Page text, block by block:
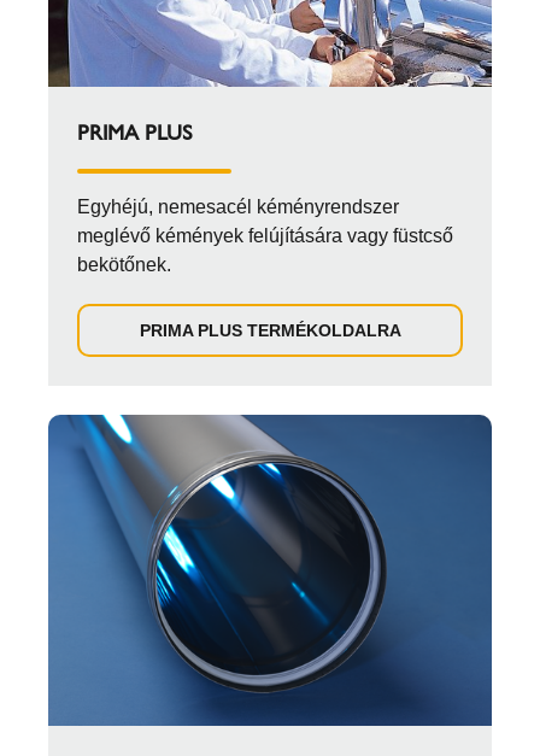
PRIMA PLUS
Egyhéjú, nemesacél kéményrendszer
meglévő kémények felújítására vagy füstcső
bekötőnek.
PRIMA PLUS TERMÉKOLDALRA